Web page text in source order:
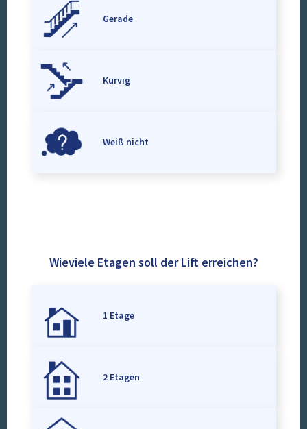
Gerade
Kurvig
Weiß nicht
Wieviele Etagen soll der Lift erreichen?
1 Etage
2 Etagen